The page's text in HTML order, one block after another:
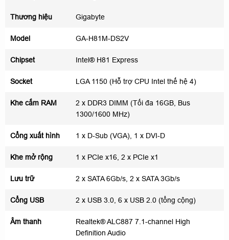
Thương hiệu Gigabyte
Model GA-H81M-DS2V
Chipset Intel® H81 Express
Socket LGA 1150 (Hỗ trợ CPU Intel thế hệ 4)
Khe cắm RAM
2 x DDR3 DIMM (Tối đa 16GB, Bus
1300/1600 MHz)
Cổng xuất hình 1 x D-Sub (VGA), 1 x DVI-D
Khe mở rộng 1 x PCIe x16, 2 x PCIe x1
Lưu trữ 2 x SATA 6Gb/s, 2 x SATA 3Gb/s
Cổng USB 2 x USB 3.0, 6 x USB 2.0 (tổng cộng)
Âm thanh
Realtek® ALC887 7.1-channel High
Definition Audio